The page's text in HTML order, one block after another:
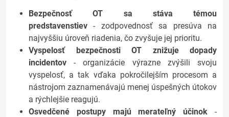
Bezpečnosť OT sa stáva témou
predstavenstiev - zodpovednosť sa presúva na
najvyššiu úroveň riadenia, čo zvyšuje jej prioritu.
Vyspelosť bezpečnosti OT znižuje dopady
incidentov- organizácie výrazne zvýšili svoju
vyspelosť, a tak vďaka pokročilejším procesom a
nástrojom zaznamenávajú menej úspešných útokov
a rýchlejšie reagujú.
Osvedčené postupy majú merateľný účinok -